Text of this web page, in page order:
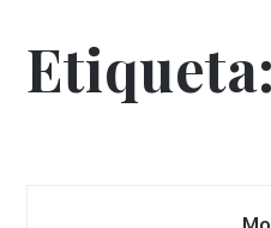
Etiqueta: